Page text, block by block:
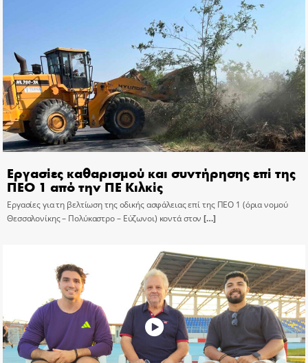
Εργασίες καθαρισμού και συντήρησης επί της
ΠΕΟ 1 από την ΠΕ Κιλκίς
Εργασίες για τη βελτίωση της οδικής ασφάλειας επί της ΠΕΟ 1 (όρια νομού
Θεσσαλονίκης – Πολύκαστρο – Εύζωνοι) κοντά στον […]